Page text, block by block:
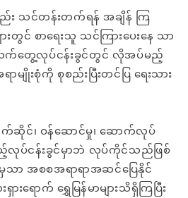
သင်တန်းတက်ရန် အချိန် ကြ
တွင် စာရေးသူ သင်ကြားပေးနေ သာ
လက်တွေ့လုပ်ငန်းခွင်တွင် လိုအပ်မည့်
ျိုးစုံကို စုစည်းပြီးတင်ပြ ရေးသား
က်ဆိုင်၊ ဝန်ဆောင်မှု၊ ဆောက်လုပ်
ည့်လုပ်ငန်းခွင်မှာဘဲ လုပ်ကိုင်သည်ဖြစ်
မှသာ အစစအရာရာအဆင်ပြေနိုင်
းရောက် ရွှေမြန်မာများသိရှိကြပြီး